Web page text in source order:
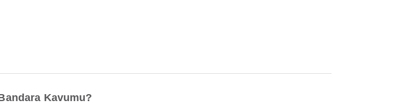
Kavumu?